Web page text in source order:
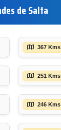
de Salta
367 Kms
251 Kms
246 Kms